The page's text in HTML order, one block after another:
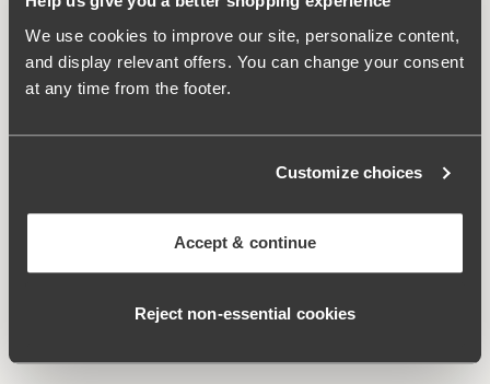
We use cookies to improve our site, personalize content,
and display relevant offers. You can change your consent
at any time from the footer.
Customize choices
Accept & continue
Reject non‑essential cookies
nicht einschneidet und unter der Kleidung kaum auffällt.
Seitennaht 6,5 cm in Größe 38/40. Baumwolleinlage im
Schritt.
Recyceltes Textilfasermaterial.
Rutscht nicht nach unten.
Flatlock-Nähte an Taillen- und Beinabschluss sorgen
dafür, dass der Slip nicht einschneidet und unter der
Minimalistisches Design.